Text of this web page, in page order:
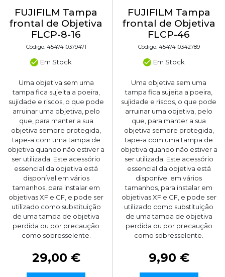
FUJIFILM Tampa
frontal de Objetiva
FLCP-8-16
Código: 4547410379471
Em Stock
Uma objetiva sem uma
tampa fica sujeita a poeira,
sujidade e riscos, o que pode
arruinar uma objetiva, pelo
que, para manter a sua
objetiva sempre protegida,
tape-a com uma tampa de
objetiva quando não estiver a
ser utilizada. Este acessório
essencial da objetiva está
disponível em vários
tamanhos, para instalar em
objetivas XF e GF, e pode ser
utilizado como substituição
de uma tampa de objetiva
perdida ou por precaução
como sobresselente.
29,00 €
FUJIFILM Tampa
frontal de Objetiva
FLCP-46
Código: 4547410342789
Em Stock
Uma objetiva sem uma
tampa fica sujeita a poeira,
sujidade e riscos, o que pode
arruinar uma objetiva, pelo
que, para manter a sua
objetiva sempre protegida,
tape-a com uma tampa de
objetiva quando não estiver a
ser utilizada. Este acessório
essencial da objetiva está
disponível em vários
tamanhos, para instalar em
objetivas XF e GF, e pode ser
utilizado como substituição
de uma tampa de objetiva
perdida ou por precaução
como sobresselente.
9,90 €